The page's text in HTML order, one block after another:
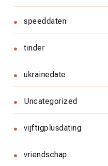
speeddaten
tinder
ukrainedate
Uncategorized
vijftigplusdating
vriendschap